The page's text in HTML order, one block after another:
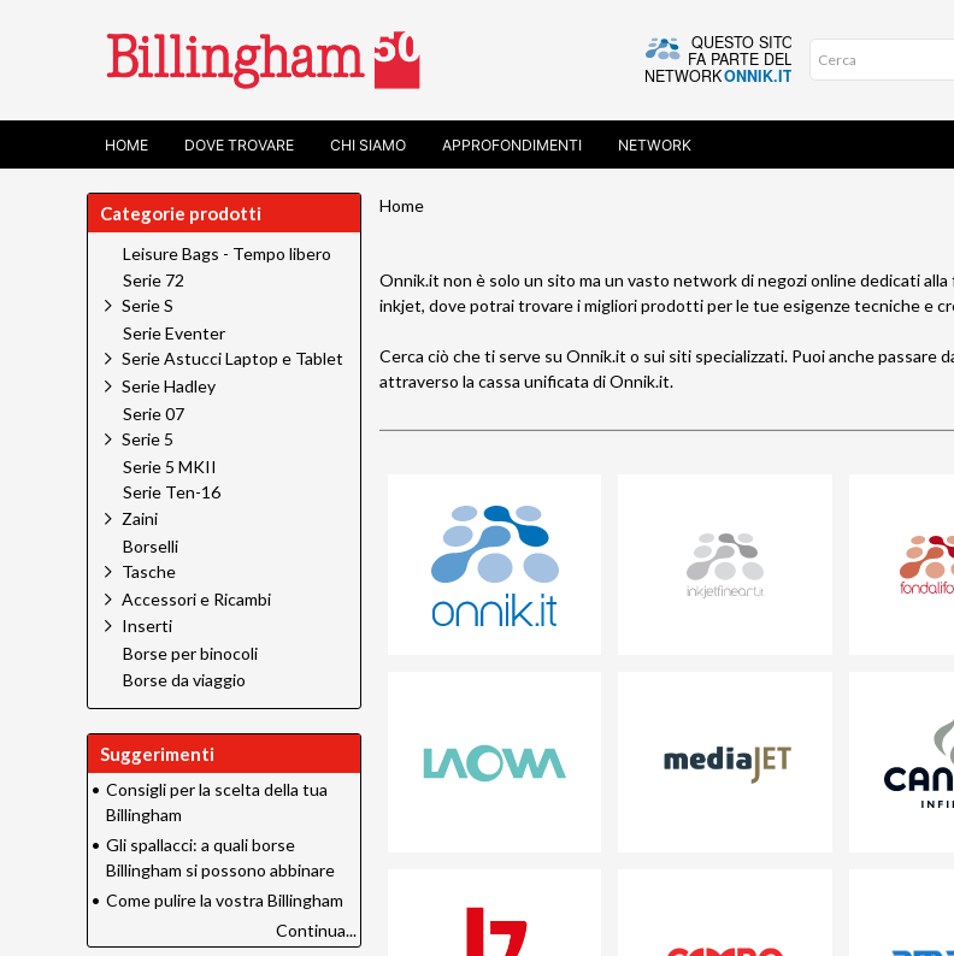
HOME DOVE TROVARE CHI SIAMO APPROFONDIMENTI NETWORK
Home
Onnik.it non è solo un sito ma un vasto network di negozi online dedicati
inkjet, dove potrai trovare i migliori prodotti per le tue esigenze tecniche e
Cerca ciò che ti serve su Onnik.it o sui siti specializzati. Puoi anche passare
attraverso la cassa unificata diOnnik.it.
Categorie prodotti
Leisure Bags - Tempo libero
Serie 72
Serie S
Serie Eventer
Serie Astucci Laptop e Tablet
Serie Hadley
Serie 07
Serie 5
Serie 5 MKII
Serie Ten-16
Zaini
Borselli
Tasche
Accessori e Ricambi
Inserti
Borse per binocoli
Borse da viaggio
Suggerimenti
• Consigli per la scelta della tua
Billingham
• Gli spallacci: a quali borse
Billingham si possono abbinare
• Come pulire la vostra Billingham
Continua...